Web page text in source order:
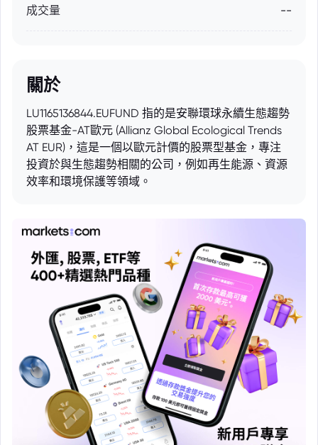
成交量 --
關於
LU1165136844.EUFUND 指的是安聯環球永續生態趨勢
股票基金-AT歐元 (Allianz Global Ecological Trends
AT EUR)，這是一個以歐元計價的股票型基金，專注
投資於與生態趨勢相關的公司，例如再生能源、資源
效率和環境保護等領域。